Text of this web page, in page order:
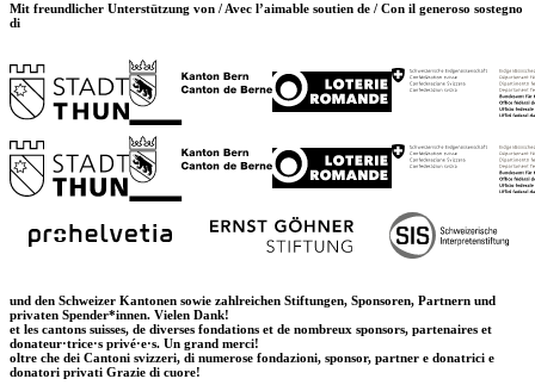
Mit freundlicher Unterstützung von / Avec l’aimable soutien de / Con il generoso sostegno
di
und den Schweizer Kantonen sowie zahlreichen Stiftungen, Sponsoren, Partnern und
privaten Spender*innen. Vielen Dank!
et les cantons suisses, de diverses fondations et de nombreux sponsors, partenaires et
donateur·trice·s privé·e·s. Un grand merci!
oltre che dei Cantoni svizzeri, di numerose fondazioni, sponsor, partner e donatrici e
donatori privati Grazie di cuore!